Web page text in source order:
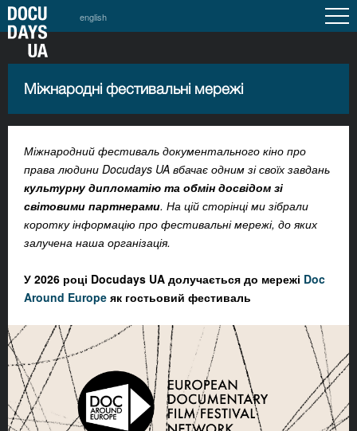
english
Міжнародні фестивальні мережі
Міжнародний фестиваль документального кіно про
права людини Docudays UA вбачає одним зі своїх завдань
культурну дипломатію та обмін досвідом зі
світовими партнерами. На цій сторінці ми зібрали
коротку інформацію про фестивальні мережі, до яких
залучена наша організація.
У 2026 році Docudays UA долучається до мережі Doc
Around Europe як гостьовий фестиваль